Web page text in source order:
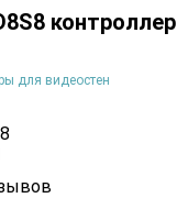
контроллер
для видеостен